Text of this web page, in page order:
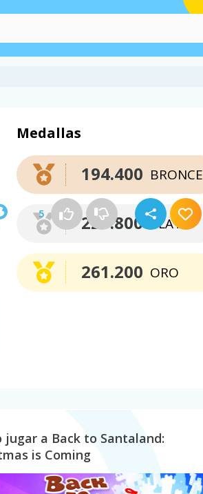
5
Medallas
BRONCE
194.400
PLATA
227.800
ORO
261.200
jugar a Back to Santaland:
is Coming